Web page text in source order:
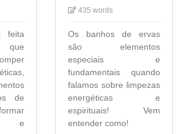
feita
que
de
e
435 words
Os banhos de ervas
são elementos
especiais e
fundamentais quando
falamos sobre limpezas
energéticas e
espirituais! Vem
entender como!